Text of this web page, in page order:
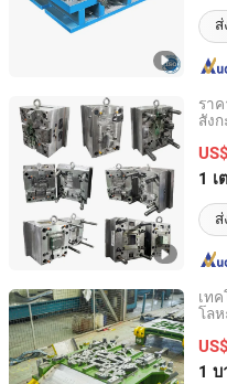
รา
สัง
1 เ
Shenzhen Smart Mold
Guangdong, China
เท
โล
1 บ
Qingdao Hailong
Shandong, China